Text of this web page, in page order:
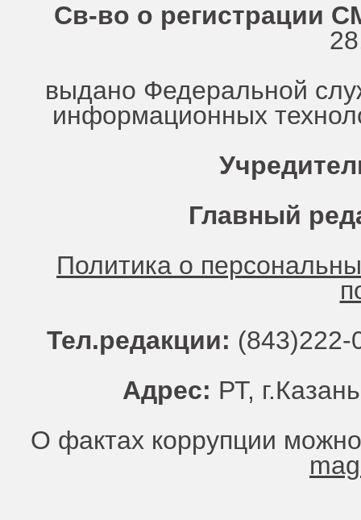
Св-во о регистрации
выдано Федеральной
информационных
Главный
Политика о
Тел.редакции:
Адрес: РТ,
О фактах коррупции